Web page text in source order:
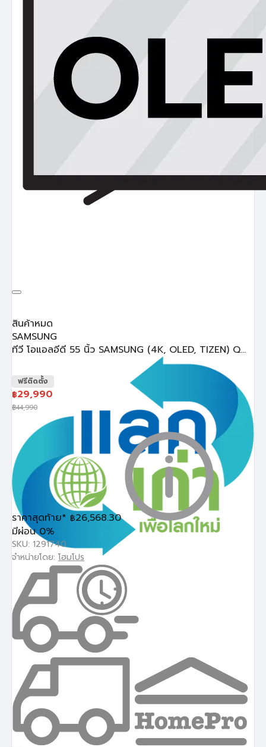
สินค้าหมด
SAMSUNG
ทีวี โอแอลอีดี 55 นิ้ว SAMSUNG (4K, OLED, TIZEN) Q...
ฟรีติดตั้ง
฿29,990
฿44,990
ราคาสุดท้าย* ฿26,568.30
มีผ่อน 0%
SKU: 1291740
จำหน่ายโดย: โฮมโปร